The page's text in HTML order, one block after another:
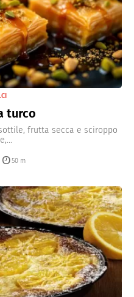
turco
frutta secca e sciroppo
50 m